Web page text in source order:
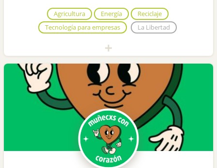
Agricultura Energía
Reciclaje
Tecnología para empresas
La Libertad